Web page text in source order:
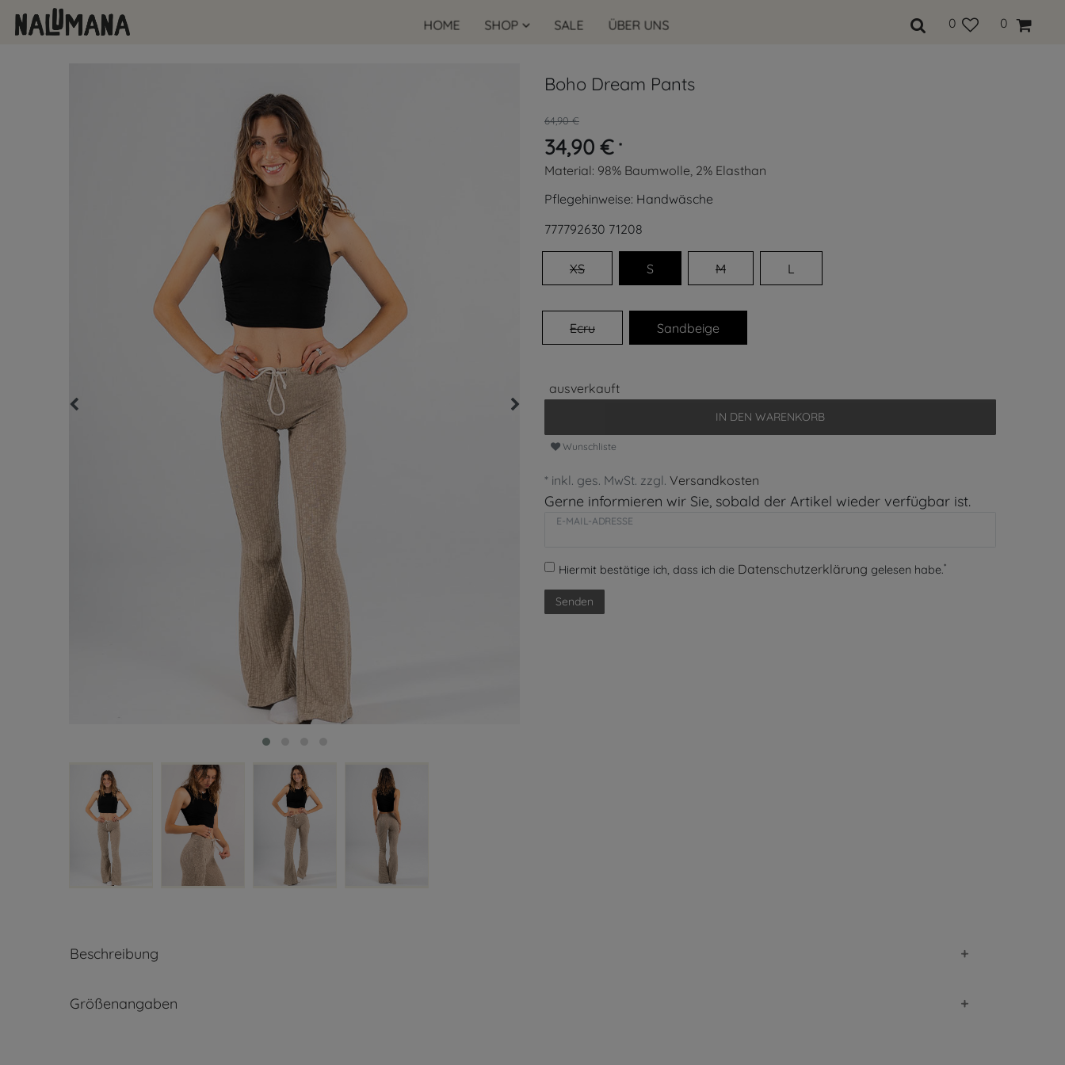
HOME SHOP SALE ÜBER UNS 0 0
Boho Dream Pants
64,90 €
34,90 € *
Material: 98% Baumwolle, 2% Elasthan
Pflegehinweise: Handwäsche
777792630 71208
XS S M L
Ecru Sandbeige
ausverkauft
IN DEN WARENKORB
Wunschliste
* inkl. ges. MwSt. zzgl. Versandkosten
Gerne informieren wir Sie, sobald der Artikel wieder verfügbar ist.
E-MAIL-ADRESSE
Hiermit bestätige ich, dass ich die Daten­schutz­erklärung gelesen habe.*
Senden
Beschreibung
Größenangaben